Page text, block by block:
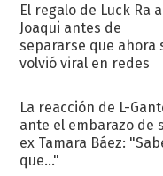
El regalo de Luck Ra
Joaqui antes de
separarse que ahora
volvió viral en redes
La reacción de L-
ante el embarazo de
ex Tamara Báez:
que..."